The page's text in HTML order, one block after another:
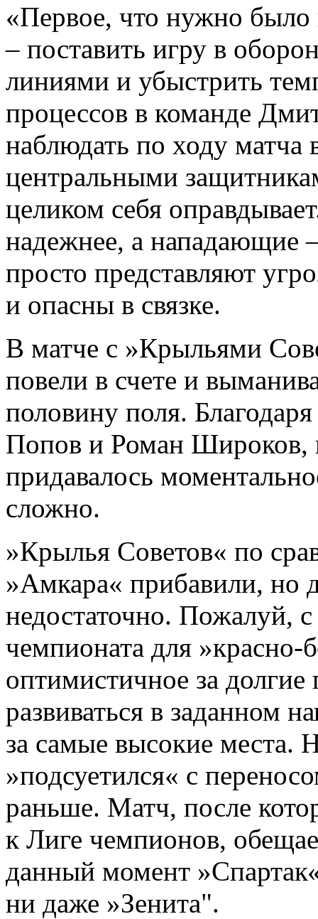
«Первое, что нужно было
– поставить игру в
линиями и убыстрить
процессов в команде
наблюдать по ходу
центральными
целиком себя
надежнее, а нападающие
просто представляют
и опасны в связке.
В матче с »Крыльями
повели в счете и
половину поля.
Попов и Роман Широков,
придавалось
сложно.
»Крылья Советов« по
»Амкара« прибавили, но
недостаточно. Пожалуй,
чемпионата для »красно-
оптимистичное за
развиваться в заданном
за самые высокие
»подсуетился« с
раньше. Матч, после
к Лиге чемпионов,
данный момент
ни даже »Зенита".